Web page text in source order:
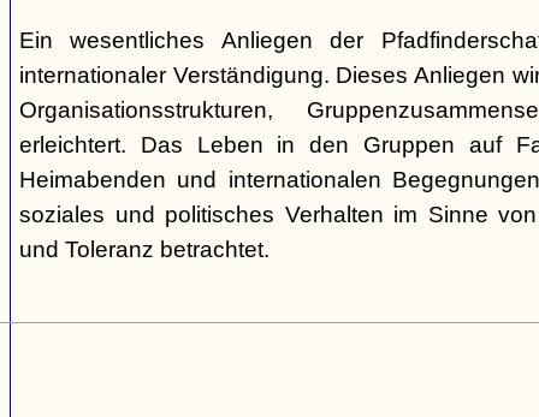
Ein wesentliches Anliegen der
internationaler Verständigung. Dieses Anliegen
Organisationsstrukturen,
erleichtert. Das Leben in den Gruppen auf
Heimabenden und internationalen
soziales und politisches Verhalten im Sinne
und Toleranz betrachtet.